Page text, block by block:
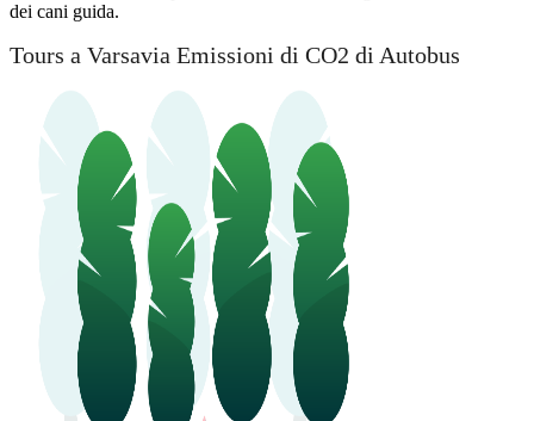
dei cani guida.
Tours a Varsavia Emissioni di CO2 di Autobus